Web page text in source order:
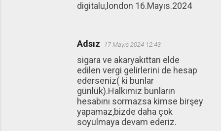
digitalu,london 16.Mayıs.2024
Adsız 17 Mayıs 2024 12:43
sigara ve akaryakıttan elde
edilen vergi gelirlerini de hesap
ederseniz( ki bunlar
günlük).Halkımız bunların
hesabını sormazsa kimse birşey
yapamaz,bizde daha çok
soyulmaya devam ederiz.